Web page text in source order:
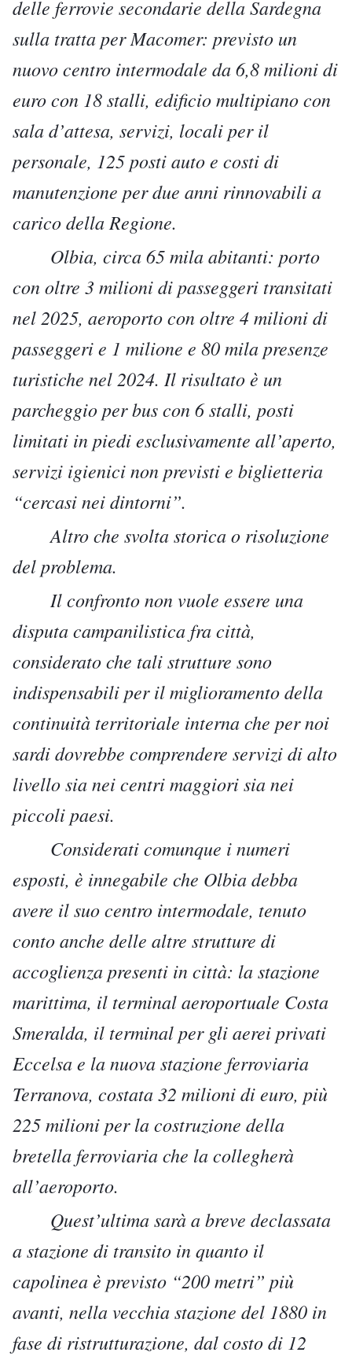
delle ferrovie secondarie della Sardegna
sulla tratta per Macomer: previsto un
nuovo centro intermodale da 6,8 milioni di
euro con 18 stalli, edificio multipiano con
sala d’attesa, servizi, locali per il
personale, 125 posti auto e costi di
manutenzione per due anni rinnovabili a
carico della Regione.
Olbia, circa 65 mila abitanti: porto
con oltre 3 milioni di passeggeri transitati
nel 2025, aeroporto con oltre 4 milioni di
passeggeri e 1 milione e 80 mila presenze
turistiche nel 2024. Il risultato è un
parcheggio per bus con 6 stalli, posti
limitati in piedi esclusivamente all’aperto,
servizi igienici non previsti e biglietteria
“cercasi nei dintorni”.
Altro che svolta storica o risoluzione
del problema.
Il confronto non vuole essere una
disputa campanilistica fra città,
considerato che tali strutture sono
indispensabili per il miglioramento della
continuità territoriale interna che per noi
sardi dovrebbe comprendere servizi di alto
livello sia nei centri maggiori sia nei
piccoli paesi.
Considerati comunque i numeri
esposti, è innegabile che Olbia debba
avere il suo centro intermodale, tenuto
conto anche delle altre strutture di
accoglienza presenti in città: la stazione
marittima, il terminal aeroportuale Costa
Smeralda, il terminal per gli aerei privati
Eccelsa e la nuova stazione ferroviaria
Terranova, costata 32 milioni di euro, più
225 milioni per la costruzione della
bretella ferroviaria che la collegherà
all’aeroporto.
Quest’ultima sarà a breve declassata
a stazione di transito in quanto il
capolinea è previsto “200 metri” più
avanti, nella vecchia stazione del 1880 in
fase di ristrutturazione, dal costo di 12